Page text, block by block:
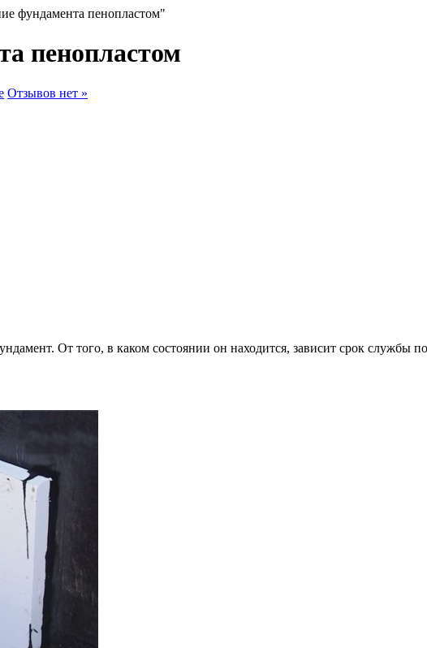
фундамента пенопластом"
пенопластом
Отзывов нет »
От того, в каком состоянии он находится, зависит срок службы